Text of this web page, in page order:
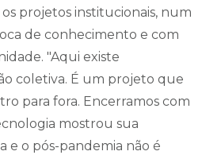
projetos institucionais, num
de conhecimento e com
"Aqui existe
coletiva. É um projeto que
para fora. Encerramos com
mostrou sua
e o pós-pandemia não é